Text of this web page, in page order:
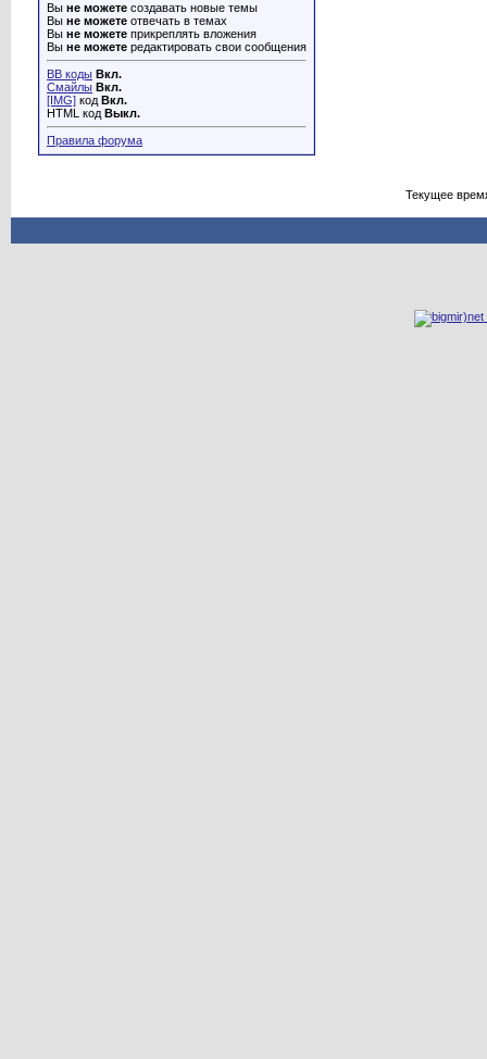
Вы не можете создавать новые темы
Вы не можете отвечать в темах
Вы не можете прикреплять вложения
Вы не можете редактировать свои сообщения
BB коды Вкл.
Смайлы Вкл.
[IMG] код Вкл.
HTML код Выкл.
Правила форума
Текущее